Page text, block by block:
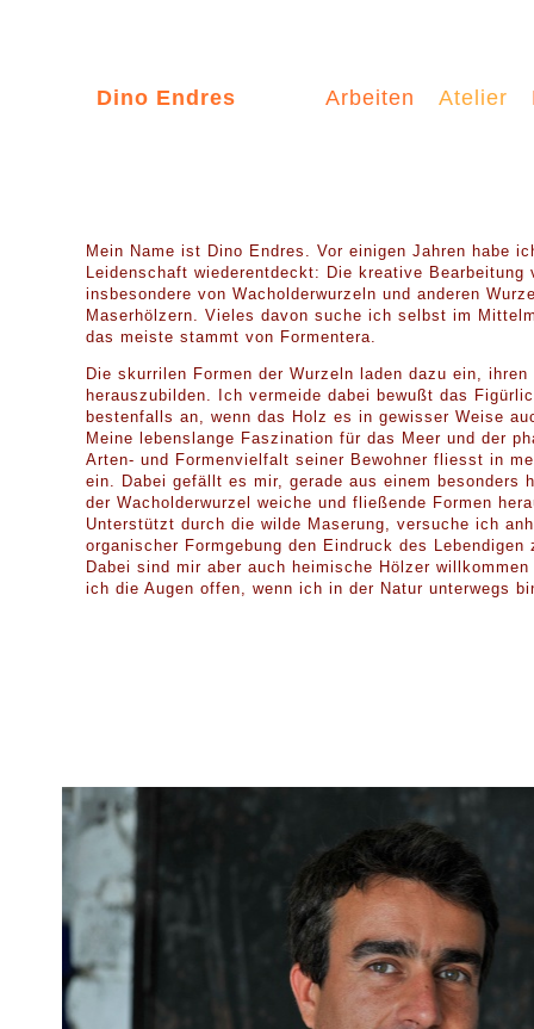
Dino Endres Arbeiten Atelier
Mein Name ist Dino Endres. Vor einigen Jahren habe
Leidenschaft wiederentdeckt: Die kreative Bearbeitung
insbesondere von Wacholderwurzeln und anderen
Maserhölzern. Vieles davon suche ich selbst im
das meiste stammt von Formentera.
Die skurrilen Formen der Wurzeln laden dazu ein,
herauszubilden. Ich vermeide dabei bewußt das
bestenfalls an, wenn das Holz es in gewisser Weise
Meine lebenslange Faszination für das Meer und der
Arten- und Formenvielfalt seiner Bewohner fliesst in
ein. Dabei gefällt es mir, gerade aus einem besonders
der Wacholderwurzel weiche und fließende Formen
Unterstützt durch die wilde Maserung, versuche ich
organischer Formgebung den Eindruck des Lebendigen
Dabei sind mir aber auch heimische Hölzer
ich die Augen offen, wenn ich in der Natur unterwegs